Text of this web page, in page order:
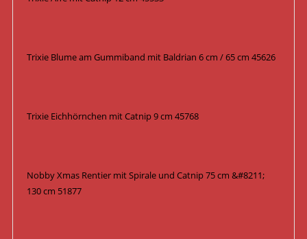
Trixie Blume am Gummiband mit Baldrian 6 cm / 65 cm 45626
Trixie Eichhörnchen mit Catnip 9 cm 45768
Nobby Xmas Rentier mit Spirale und Catnip 75 cm &#8211;
130 cm 51877